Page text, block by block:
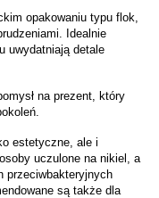
opakowaniu typu flok,
Idealnie
uwydatniają detale
na prezent, który
estetyczne, ale i
uczulone na nikiel, a
przeciwbakteryjnych
są także dla